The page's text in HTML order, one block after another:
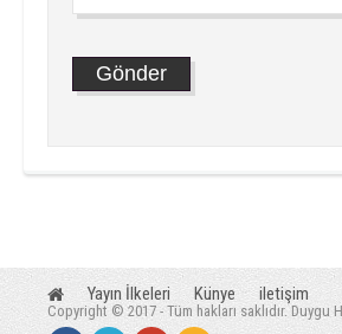
Yayın İlkeleri Künye iletişim
Copyright © 2017 - Tüm hakları saklıdır. Duygu